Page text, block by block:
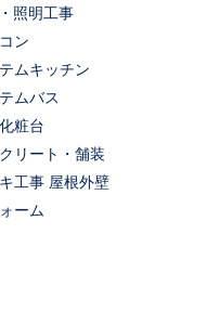
照明工事
ン
ムキッチン
ムバス
粧台
リート・舗装
工事 屋根外壁
ーム